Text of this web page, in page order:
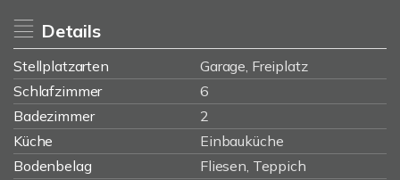
Details
Stellplatzarten
Garage, Freiplatz
Schlafzimmer
6
Badezimmer
2
Küche
Einbauküche
Bodenbelag
Fliesen, Teppich